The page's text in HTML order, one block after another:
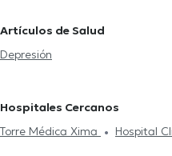
Artículos de Salud
Depresión
Hospitales Cercanos
Torre Médica Xima
Hospital